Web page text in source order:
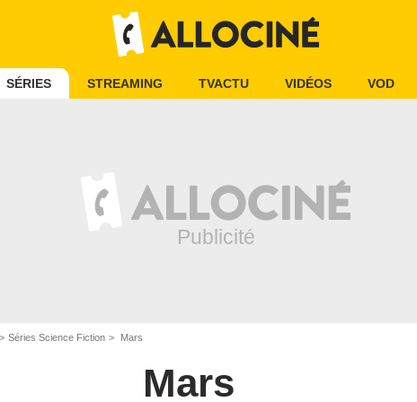
SÉRIES STREAMING TVACTU VIDÉOS VOD
Séries Science Fiction Mars
Mars